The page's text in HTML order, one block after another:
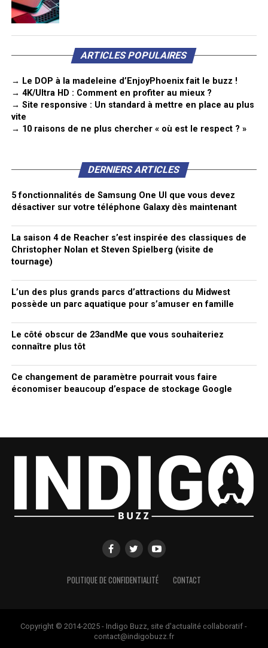
ARTICLES POPULAIRES
→ Le DOP à la madeleine d’EnjoyPhoenix fait le buzz !
→ 4K/Ultra HD : Comment en profiter au mieux ?
→ Site responsive : Un standard à mettre en place au plus
vite
→ 10 raisons de ne plus chercher « où est le respect ? »
DERNIERS ARTICLES
5 fonctionnalités de Samsung One UI que vous devez
désactiver sur votre téléphone Galaxy dès maintenant
La saison 4 de Reacher s’est inspirée des classiques de
Christopher Nolan et Steven Spielberg (visite de
tournage)
L’un des plus grands parcs d’attractions du Midwest
possède un parc aquatique pour s’amuser en famille
Le côté obscur de 23andMe que vous souhaiteriez
connaître plus tôt
Ce changement de paramètre pourrait vous faire
économiser beaucoup d’espace de stockage Google
POLITIQUE DE CONFIDENTIALITÉ CONTACT
Copyright © 2014-2025 - Indigo Buzz, site d'actualité collaboratif -
contact@indigobuzz.fr